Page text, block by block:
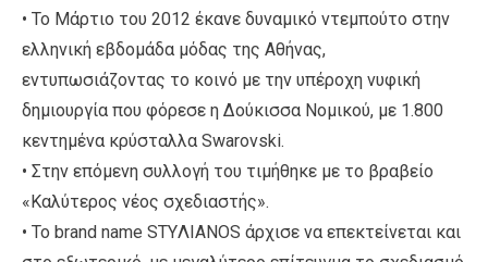
• Το Μάρτιο του 2012 έκανε δυναμικό ντεμπούτο στην
ελληνική εβδομάδα μόδας της Αθήνας,
εντυπωσιάζοντας το κοινό με την υπέροχη νυφική
δημιουργία που φόρεσε η Δούκισσα Νομικού, με 1.800
κεντημένα κρύσταλλα Swarovski.
• Στην επόμενη συλλογή του τιμήθηκε με το βραβείο
«Καλύτερος νέος σχεδιαστής».
• Το brand name STYΛIANOS άρχισε να επεκτείνεται και